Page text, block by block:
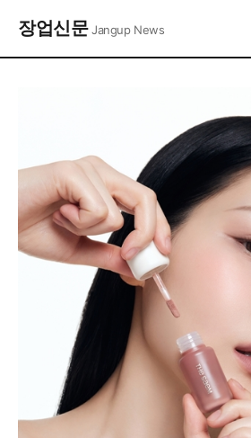
장업신문Jangup News